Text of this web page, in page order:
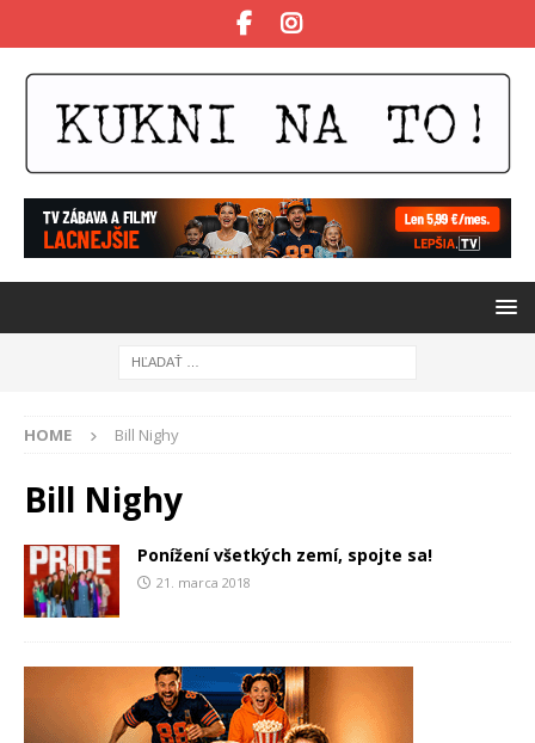
HOME Bill Nighy
Bill Nighy
Ponížení všetkých zemí, spojte sa!
21. marca 2018